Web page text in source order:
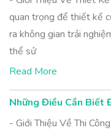
quan trọng để thiết kế
ra không gian trải
thể sử
Read More
Những Điều Cần Biết
- Giới Thiệu Về Thi